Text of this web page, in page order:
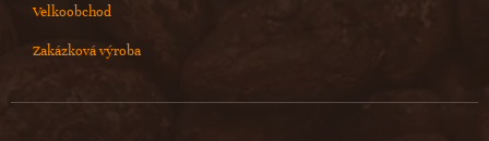
Velkoobchod
Zakázková výroba